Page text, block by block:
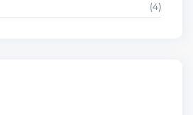
(4)